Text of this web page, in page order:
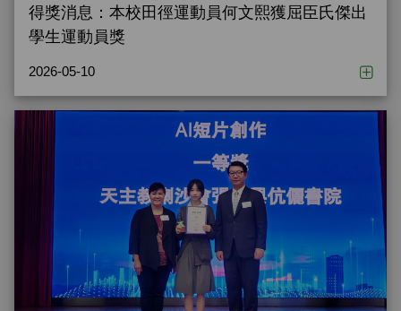
得獎消息：本校田徑運動員何文熙獲屈臣氏傑出
學生運動員獎
2026-05-10